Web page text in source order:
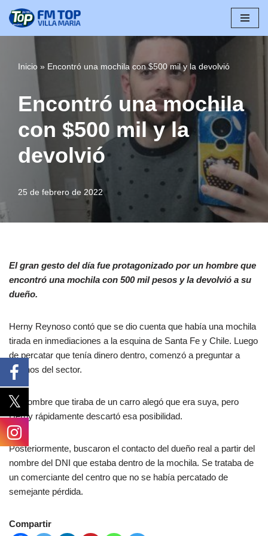
contenido
Inicio » Encontró una mochila con $500 mil y la devolvió
Encontró una mochila
con $500 mil y la
devolvió
25 de febrero de 2022
El gran gesto del día fue protagonizado por un hombre que
encontró una mochila con 500 mil pesos y la devolvió a su
dueño.
Herny Reynoso contó que se dio cuenta que había una mochila
tirada en inmediaciones a la esquina de Santa Fe y Chile. Luego
de percatar que tenía dinero dentro, comenzó a preguntar a
vecinos del sector.
Un hombre que tiraba de un carro alegó que era suya, pero
Herny rápidamente descartó esa posibilidad.
Posteriormente, buscaron el contacto del dueño real a partir del
nombre del DNI que estaba dentro de la mochila. Se trataba de
un comerciante del centro que no se había percatado de
semejante pérdida.
Compartir